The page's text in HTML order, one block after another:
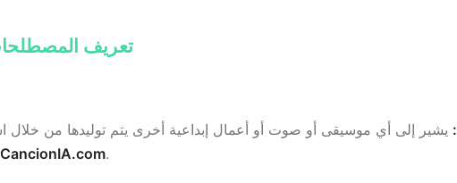
2. تعريف
يشير إلى أي موسيقى أو صوت أو أعمال إبداعية أخرى يتم توليدها من خلال
CancionIA.com.